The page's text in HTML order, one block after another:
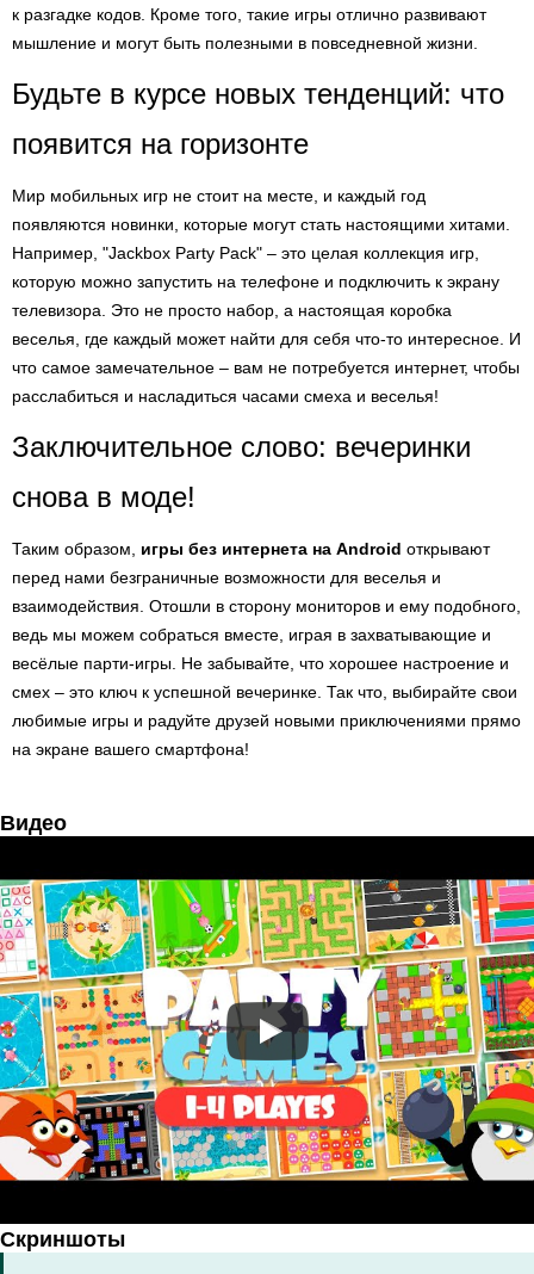
к разгадке кодов. Кроме того, такие игры отлично развивают
мышление и могут быть полезными в повседневной жизни.
Будьте в курсе новых тенденций: что
появится на горизонте
Мир мобильных игр не стоит на месте, и каждый год
появляются новинки, которые могут стать настоящими хитами.
Например, "Jackbox Party Pack" – это целая коллекция игр,
которую можно запустить на телефоне и подключить к экрану
телевизора. Это не просто набор, а настоящая коробка
веселья, где каждый может найти для себя что-то интересное. И
что самое замечательное – вам не потребуется интернет, чтобы
расслабиться и насладиться часами смеха и веселья!
Заключительное слово: вечеринки
снова в моде!
Таким образом, игры без интернета на Android открывают
перед нами безграничные возможности для веселья и
взаимодействия. Отошли в сторону мониторов и ему подобного,
ведь мы можем собраться вместе, играя в захватывающие и
весёлые парти-игры. Не забывайте, что хорошее настроение и
смех – это ключ к успешной вечеринке. Так что, выбирайте свои
любимые игры и радуйте друзей новыми приключениями прямо
на экране вашего смартфона!
Видео
Скриншоты